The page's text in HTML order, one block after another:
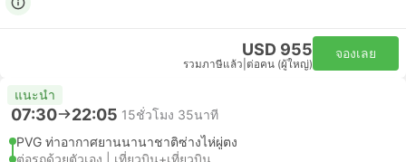
USD 955
รวมภาษีแล้ว ต่อคน (ผู้ใหญ่)
จองเลย
แนะนำ
07:30 22:05 15ชั่วโมง 35นาที
PVG ท่าอากาศยานนานาชาติซ่างไห่ผู่ตง
ต่อรถด้วยตัวเอง | เที่ยวบิน+เที่ยวบิน